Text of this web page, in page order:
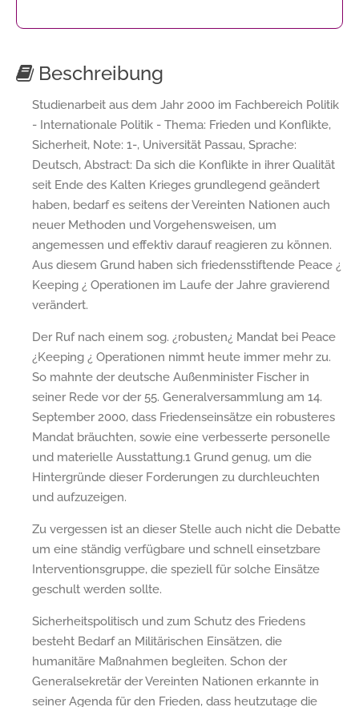
Beschreibung
Studienarbeit aus dem Jahr 2000 im Fachbereich Politik
- Internationale Politik - Thema: Frieden und Konflikte,
Sicherheit, Note: 1-, Universität Passau, Sprache:
Deutsch, Abstract: Da sich die Konflikte in ihrer Qualität
seit Ende des Kalten Krieges grundlegend geändert
haben, bedarf es seitens der Vereinten Nationen auch
neuer Methoden und Vorgehensweisen, um
angemessen und effektiv darauf reagieren zu können.
Aus diesem Grund haben sich friedensstiftende Peace ¿
Keeping ¿ Operationen im Laufe der Jahre gravierend
verändert.
Der Ruf nach einem sog. ¿robusten¿ Mandat bei Peace
¿Keeping ¿ Operationen nimmt heute immer mehr zu.
So mahnte der deutsche Außenminister Fischer in
seiner Rede vor der 55. Generalversammlung am 14.
September 2000, dass Friedenseinsätze ein robusteres
Mandat bräuchten, sowie eine verbesserte personelle
und materielle Ausstattung.1 Grund genug, um die
Hintergründe dieser Forderungen zu durchleuchten
und aufzuzeigen.
Zu vergessen ist an dieser Stelle auch nicht die Debatte
um eine ständig verfügbare und schnell einsetzbare
Interventionsgruppe, die speziell für solche Einsätze
geschult werden sollte.
Sicherheitspolitisch und zum Schutz des Friedens
besteht Bedarf an Militärischen Einsätzen, die
humanitäre Maßnahmen begleiten. Schon der
Generalsekretär der Vereinten Nationen erkannte in
seiner Agenda für den Frieden, dass heutzutage die